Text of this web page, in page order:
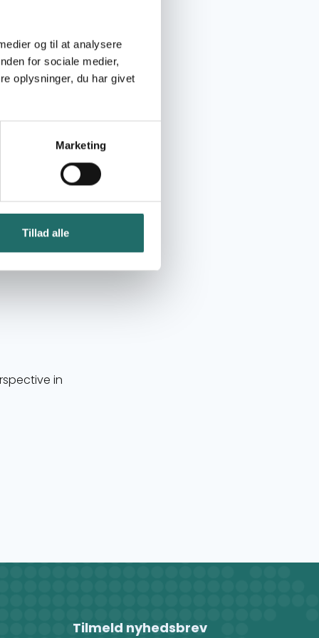
og til at analysere
for sociale medier,
oplysninger, du har givet
Marketing
Tillad alle
in
Tilmeld nyhedsbrev